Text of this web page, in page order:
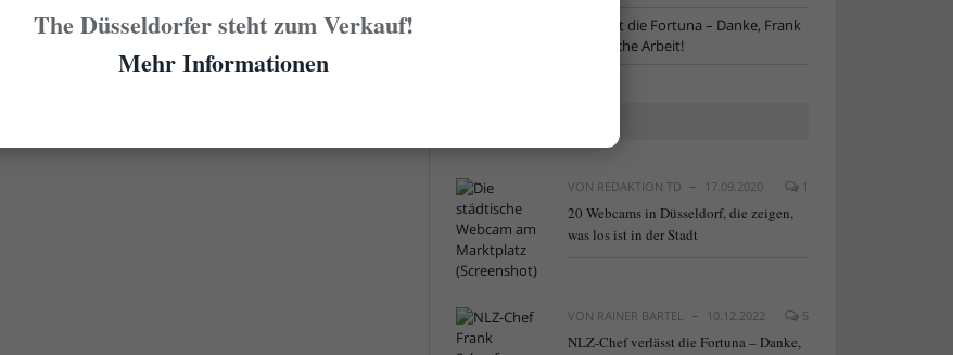
NLZ-Chef verlässt die Fortuna – Danke, Frank
Schaefer, für die erfolgreiche Arbeit!
VON REDAKTION TD 17.09.2020 1
20 Webcams in Düsseldorf, die zeigen,
was los ist in der Stadt
VON RAINER BARTEL 10.12.2022 5
NLZ-Chef verlässt die Fortuna – Danke,
The Düsseldorfer steht zum Verkauf!
Mehr Informationen